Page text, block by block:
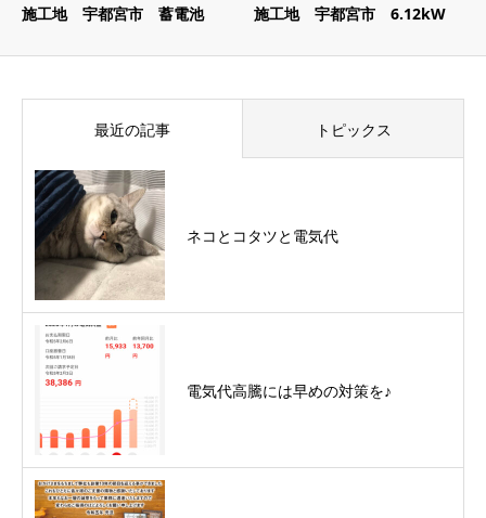
施工地 宇都宮市 蓄電池 施工地 宇都宮市 6.12kW
最近の記事 トピックス
ネコとコタツと電気代
電気代高騰には早めの対策を♪